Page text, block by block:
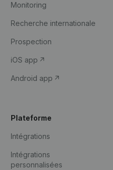
Monitoring
Recherche internationale
Prospection
iOS app
Android app
Plateforme
Intégrations
Intégrations
personnalisées